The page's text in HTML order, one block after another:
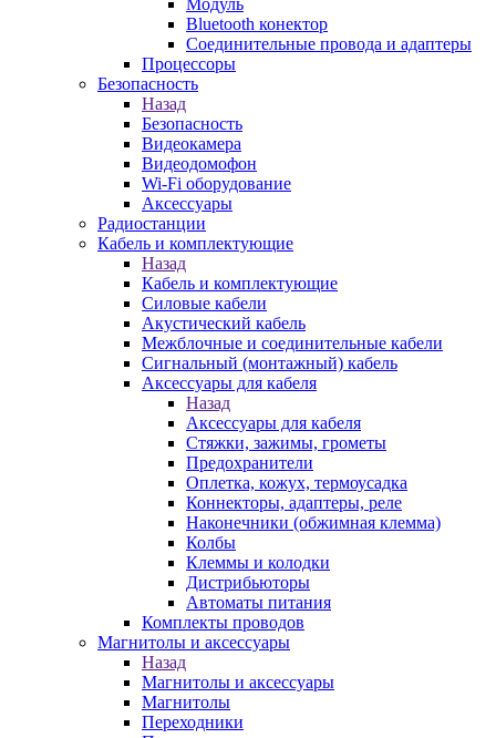
Модуль
Bluetooth конектор
Соединительные провода и адаптеры
Процессоры
Безопасность
Назад
Безопасность
Видеокамера
Видеодомофон
Wi-Fi оборудование
Аксессуары
Радиостанции
Кабель и комплектующие
Назад
Кабель и комплектующие
Силовые кабели
Акустический кабель
Межблочные и соединительные кабели
Сигнальный (монтажный) кабель
Аксессуары для кабеля
Назад
Аксессуары для кабеля
Стяжки, зажимы, грометы
Предохранители
Оплетка, кожух, термоусадка
Коннекторы, адаптеры, реле
Наконечники (обжимная клемма)
Колбы
Клеммы и колодки
Дистрибьюторы
Автоматы питания
Комплекты проводов
Магнитолы и аксессуары
Назад
Магнитолы и аксессуары
Магнитолы
Переходники